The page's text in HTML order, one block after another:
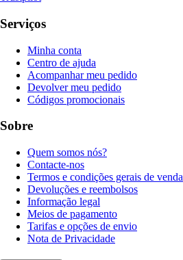
Serviços
Minha conta
Centro de ajuda
Acompanhar meu pedido
Devolver meu pedido
Códigos promocionais
Sobre
Quem somos nós?
Contacte-nos
Termos e condições gerais de venda
Devoluções e reembolsos
Informação legal
Meios de pagamento
Tarifas e opções de envio
Nota de Privacidade